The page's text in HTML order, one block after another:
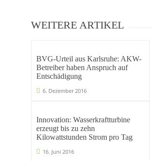
WEITERE ARTIKEL
BVG-Urteil aus Karlsruhe: AKW-
Betreiber haben Anspruch auf
Entschädigung
6. Dezember 2016
Innovation: Wasserkraftturbine
erzeugt bis zu zehn
Kilowattstunden Strom pro Tag
16. Juni 2016